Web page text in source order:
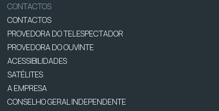
CONTACTOS
CONTACTOS
PROVEDORA DO TELESPECTADOR
PROVEDORA DO OUVINTE
ACESSIBILIDADES
SATÉLITES
A EMPRESA
CONSELHO GERAL INDEPENDENTE